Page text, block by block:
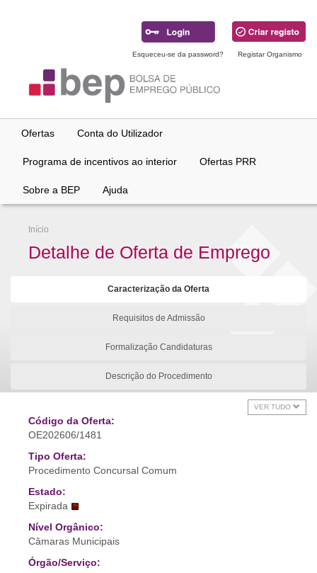
Esqueceu-se da password? Registar Organismo
Ofertas Conta do Utilizador
Programa de incentivos ao interior Ofertas PRR
Sobre a BEP Ajuda
Início
Detalhe de Oferta de Emprego
Caracterização da Oferta
Requisitos de Admissão
Formalização Candidaturas
Descrição do Procedimento
VER TUDO
Código da Oferta:
OE202606/1481
Tipo Oferta:
Procedimento Concursal Comum
Estado:
Expirada
Nível Orgânico:
Câmaras Municipais
Órgão/Serviço: